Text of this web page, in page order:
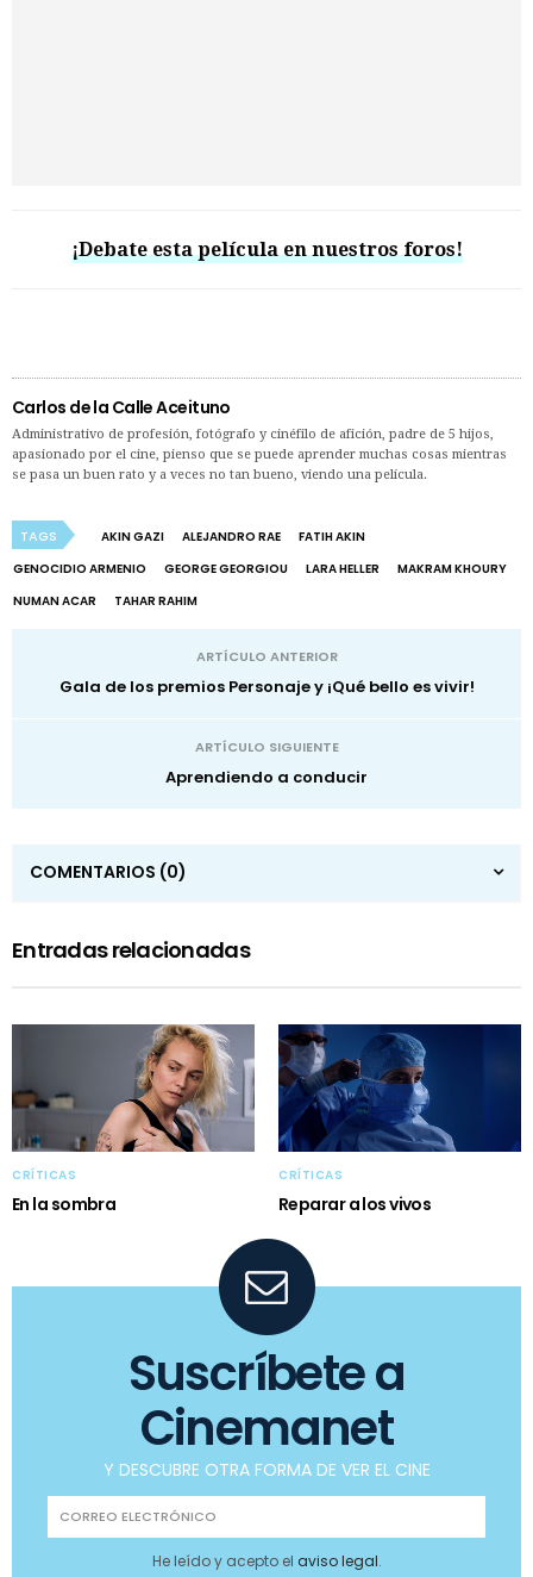
¡Debate esta película en nuestros foros!
Carlos de la Calle Aceituno
Administrativo de profesión, fotógrafo y cinéfilo de afición, padre de 5 hijos,
apasionado por el cine, pienso que se puede aprender muchas cosas mientras
se pasa un buen rato y a veces no tan bueno, viendo una película.
TAGS AKIN GAZI ALEJANDRO RAE
FATIH AKIN
GENOCIDIO ARMENIO
GEORGE GEORGIOU LARA HELLER
MAKRAM KHOURY
NUMAN ACAR
TAHAR RAHIM
ARTÍCULO ANTERIOR
Gala de los premios Personaje y ¡Qué bello es vivir!
ARTÍCULO SIGUIENTE
Aprendiendo a conducir
COMENTARIOS (0)
Entradas relacionadas
CRÍTICAS
En la sombra
CRÍTICAS
Reparar a los vivos
Suscríbete a
Cinemanet
Y DESCUBRE OTRA FORMA DE VER EL CINE
He leído y acepto el aviso legal.